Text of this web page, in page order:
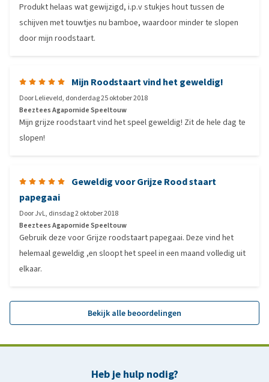
Produkt helaas wat gewijzigd, i.p.v stukjes hout tussen de
schijven met touwtjes nu bamboe, waardoor minder te slopen
door mijn roodstaart.
Mijn Roodstaart vind het geweldig!
DoorLelieveld, donderdag 25 oktober 2018
Beeztees Agapornide Speeltouw
Mijn grijze roodstaart vind het speel geweldig! Zit de hele dag te
slopen!
Geweldig voor Grijze Rood staart
papegaai
DoorJvL, dinsdag 2 oktober 2018
Beeztees Agapornide Speeltouw
Gebruik deze voor Grijze roodstaart papegaai. Deze vind het
helemaal geweldig ,en sloopt het speel in een maand volledig uit
elkaar.
Bekijk alle beoordelingen
Heb je hulp nodig?